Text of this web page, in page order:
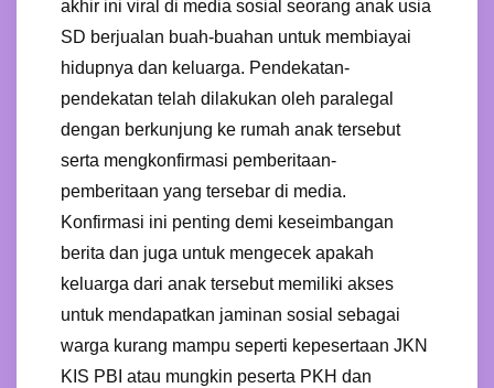
akhir ini viral di media sosial seorang anak usia
SD berjualan buah-buahan untuk membiayai
hidupnya dan keluarga. Pendekatan-
pendekatan telah dilakukan oleh paralegal
dengan berkunjung ke rumah anak tersebut
serta mengkonfirmasi pemberitaan-
pemberitaan yang tersebar di media.
Konfirmasi ini penting demi keseimbangan
berita dan juga untuk mengecek apakah
keluarga dari anak tersebut memiliki akses
untuk mendapatkan jaminan sosial sebagai
warga kurang mampu seperti kepesertaan JKN
KIS PBI atau mungkin peserta PKH dan